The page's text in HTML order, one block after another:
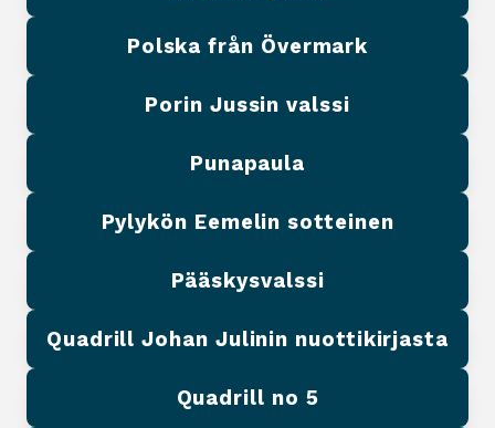
Polska från Övermark
Porin Jussin valssi
Punapaula
Pylykön Eemelin sotteinen
Pääskysvalssi
Quadrill Johan Julinin nuottikirjasta
Quadrill no 5